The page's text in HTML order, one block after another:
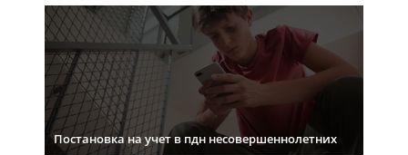
Постановка на учет в пдн несовершеннолетних